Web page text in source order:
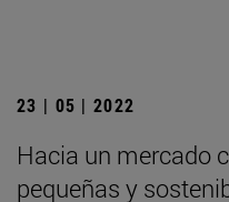
23 | 05 | 2022
Hacia un mercado
pequeñas y